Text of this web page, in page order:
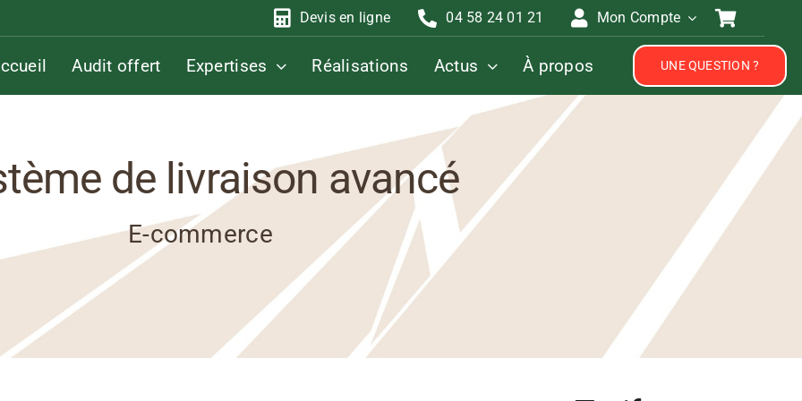
Devis en ligne 04 58 24 01 21 Mon Compte
Audit offert Expertises Réalisations Actus À propos UNE QUESTION ?
de livraison avancé
E-commerce